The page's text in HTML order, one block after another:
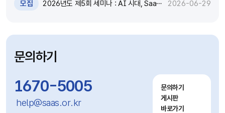
모집
2026년도 제5회 세미나 : AI 시대, SaaS
2026-06-29
문의하기
1670-5005
help@saas.or.kr
문의하기
게시판
바로가기